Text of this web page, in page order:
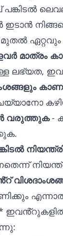
പങ്കിടൽ
മുതൽ
മാത്രം
ലഭ്യത,
വരുത്തുക-